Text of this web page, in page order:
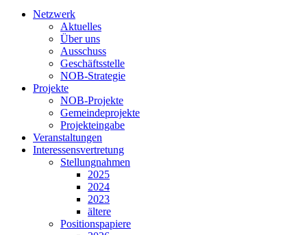
Netzwerk
Aktuelles
Über uns
Ausschuss
Geschäftsstelle
NOB-Strategie
Projekte
NOB-Projekte
Gemeindeprojekte
Projekteingabe
Veranstaltungen
Interessensvertretung
Stellungnahmen
2025
2024
2023
ältere
Positionspapiere